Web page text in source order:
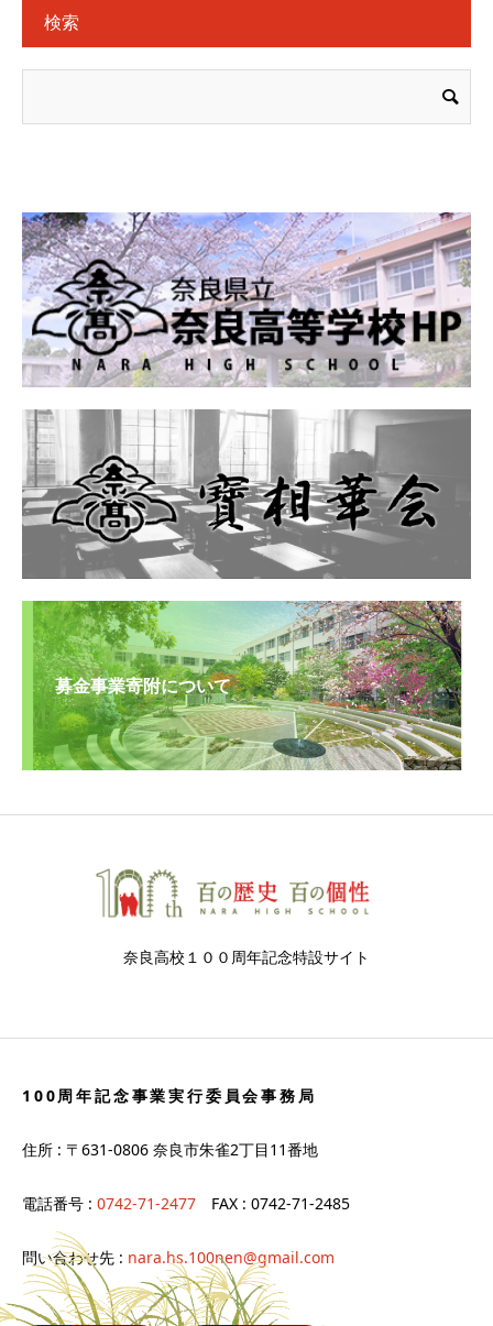
検索
募金事業寄附について
奈良高校１００周年記念特設サイト
100周年記念事業実行委員会事務局
住所 : 〒631-0806 奈良市朱雀2丁目11番地
電話番号 : 0742-71-2477 FAX : 0742-71-2485
問い合わせ先 : nara.hs.100nen@gmail.com